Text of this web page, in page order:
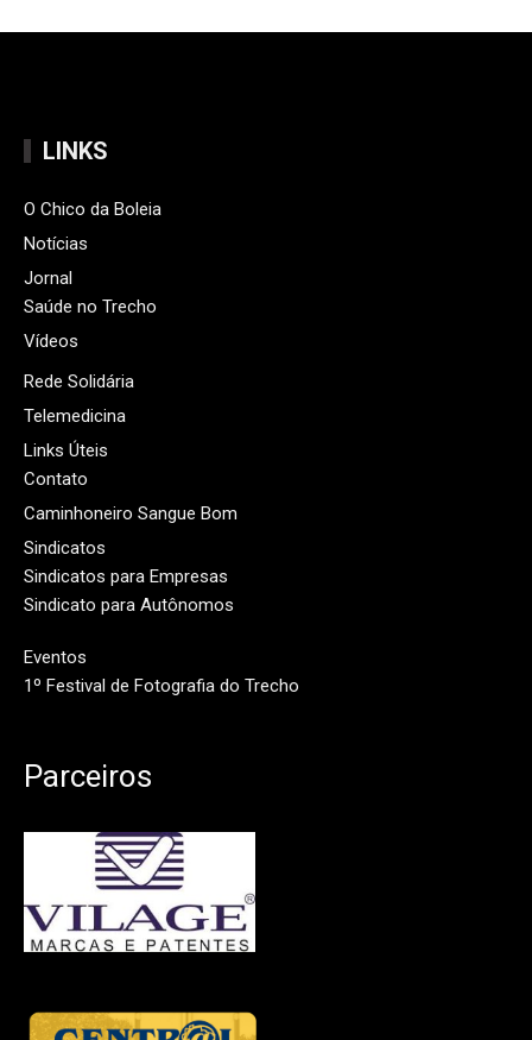
LINKS
O Chico da Boleia
Notícias
Jornal
Saúde no Trecho
Vídeos
Rede Solidária
Telemedicina
Links Úteis
Contato
Caminhoneiro Sangue Bom
Sindicatos
Sindicatos para Empresas
Sindicato para Autônomos
Eventos
1º Festival de Fotografia do Trecho
Parceiros